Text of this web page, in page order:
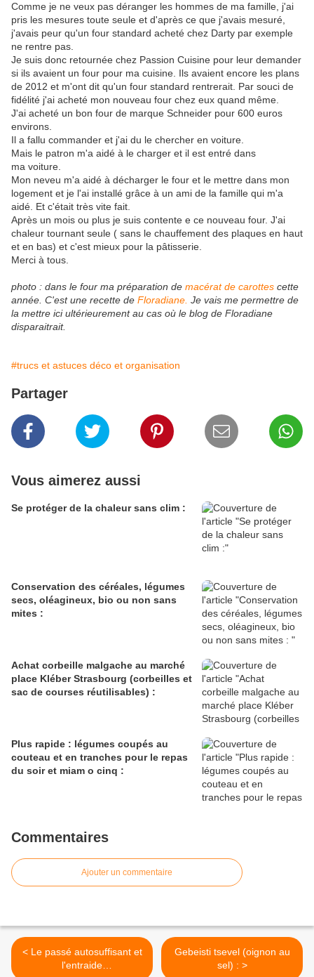
Comme je ne veux pas déranger les hommes de ma famille, j'ai
pris les mesures toute seule et d'après ce que j'avais mesuré,
j'avais peur qu'un four standard acheté chez Darty par exemple
ne rentre pas.
Je suis donc retournée chez Passion Cuisine pour leur demander
si ils avaient un four pour ma cuisine. Ils avaient encore les plans
de 2012 et m'ont dit qu'un four standard rentrerait. Par souci de
fidélité j'ai acheté mon nouveau four chez eux quand même.
J'ai acheté un bon four de marque Schneider pour 600 euros
environs.
Il a fallu commander et j'ai du le chercher en voiture.
Mais le patron m'a aidé à le charger et il est entré dans
ma voiture.
Mon neveu m'a aidé à décharger le four et le mettre dans mon
logement et je l'ai installé grâce à un ami de la famille qui m'a
aidé. Et c'était très vite fait.
Après un mois ou plus je suis contente e ce nouveau four. J'ai
chaleur tournant seule ( sans le chauffement des plaques en haut
et en bas) et c'est mieux pour la pâtisserie.
Merci à tous.
photo : dans le four ma préparation de macérat de carottes cette
année. C'est une recette de Floradiane. Je vais me permettre de
la mettre ici ultérieurement au cas où le blog de Floradiane
disparaitrait.
#trucs et astuces déco et organisation
Partager
Vous aimerez aussi
Se protéger de la chaleur sans clim :
Conservation des céréales, légumes
secs, oléagineux, bio ou non sans
mites :
Achat corbeille malgache au marché
place Kléber Strasbourg (corbeilles et
sac de courses réutilisables) :
Plus rapide : légumes coupés au
couteau et en tranches pour le repas
du soir et miam o cinq :
Commentaires
Ajouter un commentaire
< Le passé autosuffisant et
l'entraide
Gebeisti tsevel (oignon au
sel) : >